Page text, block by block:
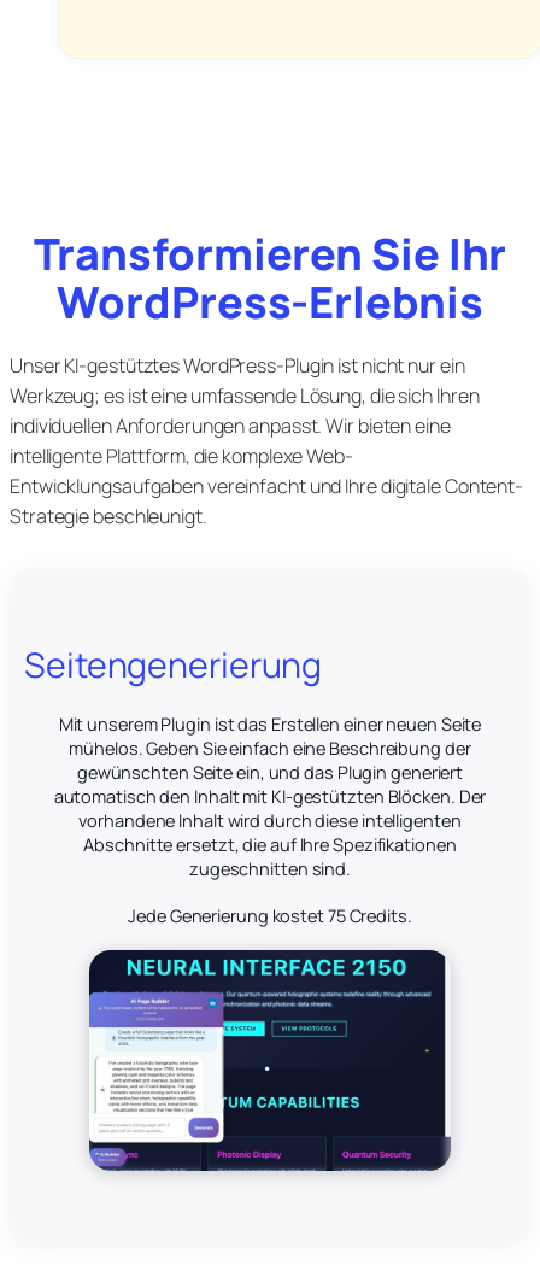
Transformieren Sie Ihr
WordPress-Erlebnis
Unser KI-gestütztes WordPress-Plugin ist nicht nur ein
Werkzeug; es ist eine umfassende Lösung, die sich Ihren
individuellen Anforderungen anpasst. Wir bieten eine
intelligente Plattform, die komplexe Web-
Entwicklungsaufgaben vereinfacht und Ihre digitale Content-
Strategie beschleunigt.
Seitengenerierung
Mit unserem Plugin ist das Erstellen einer neuen Seite
mühelos. Geben Sie einfach eine Beschreibung der
gewünschten Seite ein, und das Plugin generiert
automatisch den Inhalt mit KI-gestützten Blöcken. Der
vorhandene Inhalt wird durch diese intelligenten
Abschnitte ersetzt, die auf Ihre Spezifikationen
zugeschnitten sind.
Jede Generierung kostet 75 Credits.